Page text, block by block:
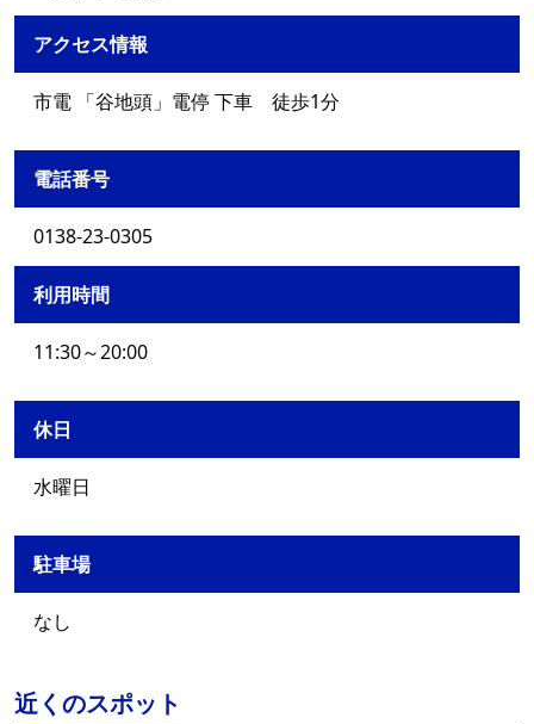
アクセス情報
市電 「谷地頭」電停 下車 徒歩1分
電話番号
0138-23-0305
利用時間
11:30～20:00
休日
水曜日
駐車場
なし
近くのスポット